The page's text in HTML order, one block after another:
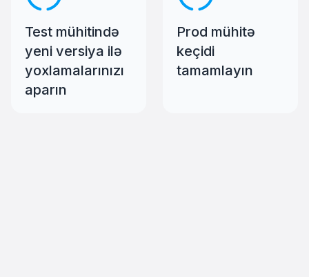
Test mühitində
yeni versiya ilə
yoxlamalarınızı
aparın
Prod mühitə
keçidi
tamamlayın